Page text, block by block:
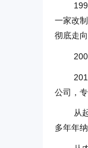
一家改
彻底走
公司，
从
多年年